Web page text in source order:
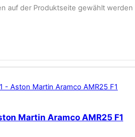
auf der Produktseite gewählt werden
Martin Aramco AMR25 F1